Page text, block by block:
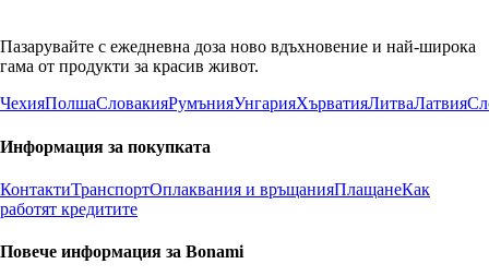
Пазарувайте с ежедневна доза ново вдъхновение и най-широка
гама от продукти за красив живот.
ЧехияПолшаСловакияРумънияУнгарияХърватияЛитваЛатвия
Информация за покупката
КонтактиТранспортОплаквания и връщанияПлащанеКак
работят кредитите
Повече информация за Bonami